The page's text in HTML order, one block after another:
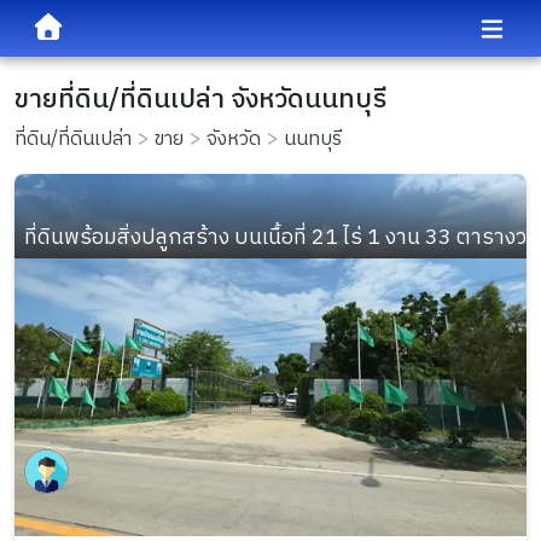
ขายที่ดิน/ที่ดินเปล่า จังหวัดนนทบุรี
ที่ดิน/ที่ดินเปล่า ขาย จังหวัด นนทบุรี
ที่ดินพร้อมสิ่งปลูกสร้าง บนเนื้อที่ 21 ไร่ 1 งาน 33 ตารางวา